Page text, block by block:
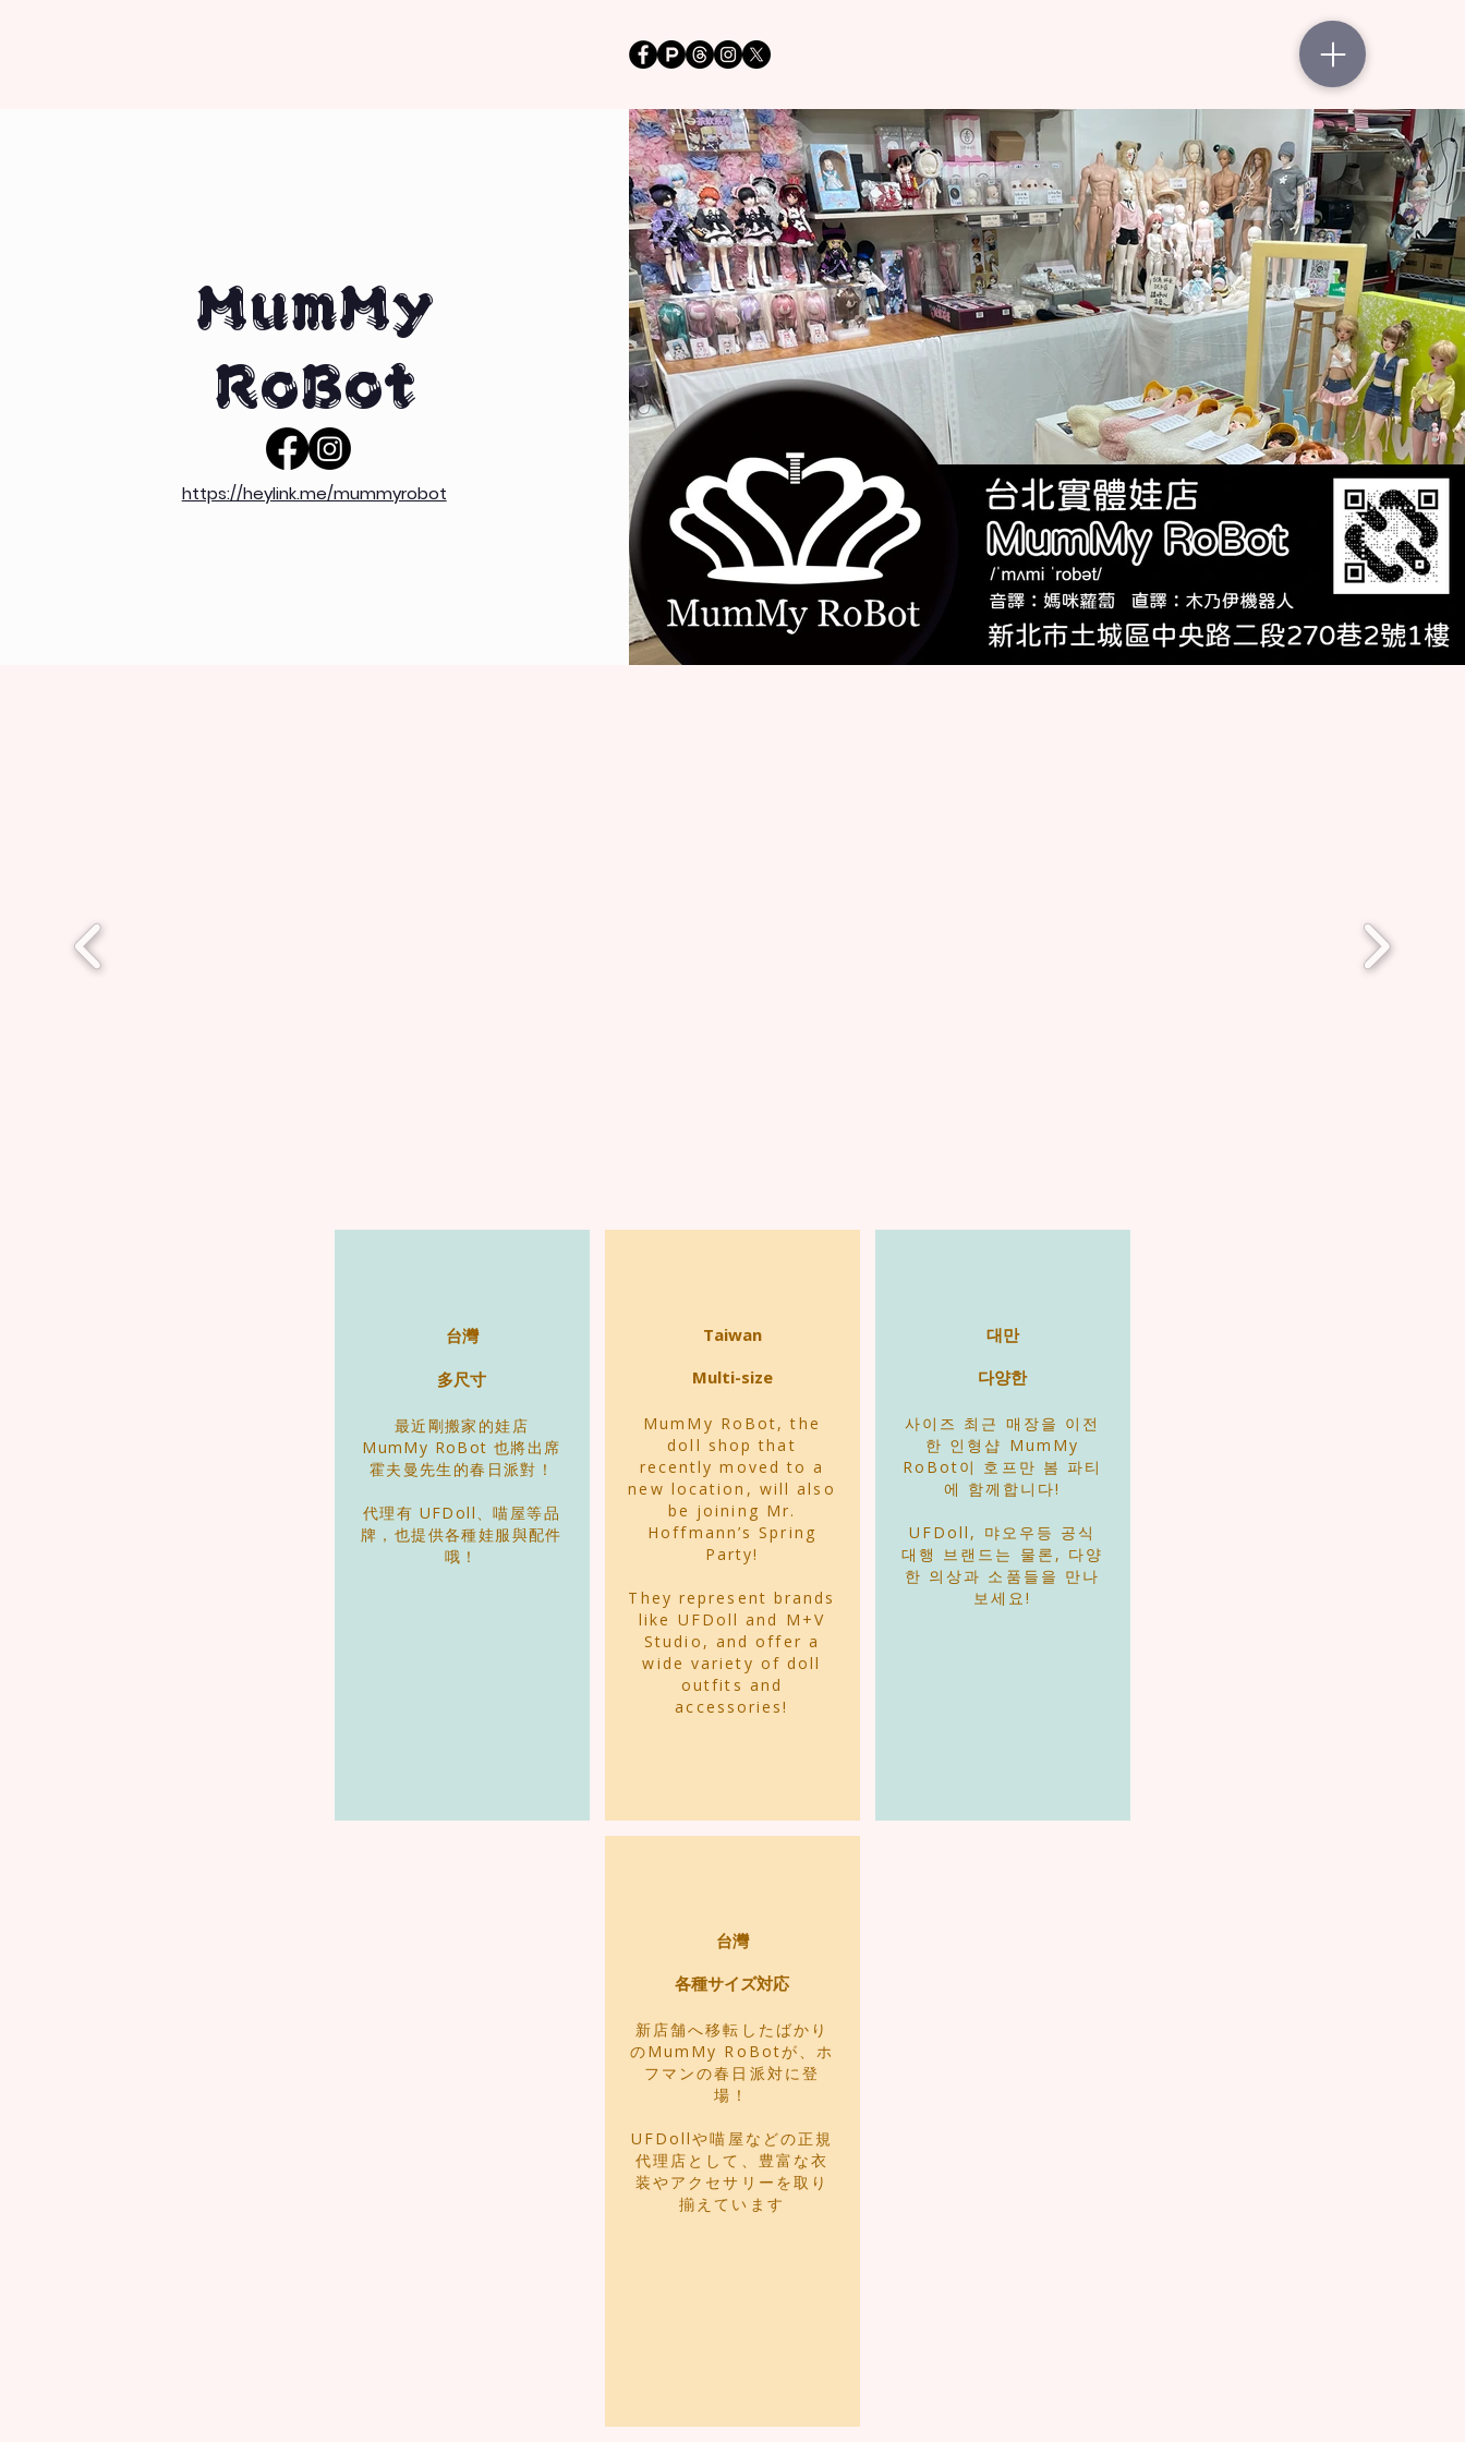
MumMy
RoBot
https://heylink.me/mummyrobot
台灣
多尺寸
最近剛搬家的娃店
MumMy RoBot 也將出席
霍夫曼先生的春日派對 ！
代理有 UFDoll、喵屋等品
牌，也提供各種娃服與配件
哦！
Taiwan
Multi-size
MumMy RoBot, the
doll shop that
recently moved to a
new location, will also
be joining Mr.
Hoffmann’s Spring
Party!
They represent brands
like UFDoll and M+V
Studio, and offer a
wide variety of doll
outfits and
accessories!
대만
다양한
사이즈 최근 매장을 이전
한 인형샵 MumMy
RoBot이 호프만 봄 파티
에 함께합니다!
UFDoll, 먀오우등 공식
대행 브랜드는 물론, 다양
한 의상과 소품들을 만나
보세요!
台灣
各種サイズ対応
新店舗へ移転したばかり
のMumMy RoBotが、ホ
フマンの春日派対に登
場！
UFDollや喵屋などの正規
代理店として、豊富な衣
装やアクセサリーを取り
揃えています